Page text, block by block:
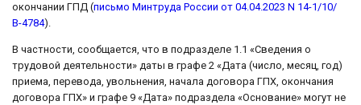
окончании ГПД (письмо Минтруда России от 04.04.2023 N 14-1/10/
В-4784).
В частности, сообщается, что в подразделе 1.1 «Сведения о
трудовой деятельности» даты в графе 2 «Дата (число, месяц, год)
приема, перевода, увольнения, начала договора ГПХ, окончания
договора ГПХ» и графе 9 «Дата» подраздела «Основание» могут не